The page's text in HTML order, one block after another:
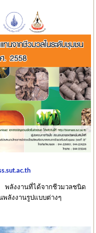
ลังงานที่ได้จากชีวมวลชนิด
พลังงานรูปแบบต่างๆ